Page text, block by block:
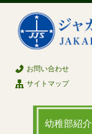
お問い合わせ
サイトマップ
幼稚部紹介